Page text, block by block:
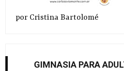
por Cristina Bartolomé
GIMNASIA PARA